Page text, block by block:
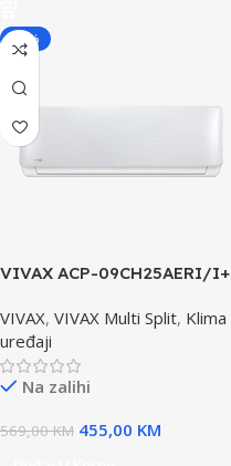
-20%
VIVAX ACP-09CH25AERI/I+
SILVER Unutrašnja Jedinica
VIVAX, VIVAX Multi Split, Klima
uređaji
Na zalihi
569,00KM 455,00 KM